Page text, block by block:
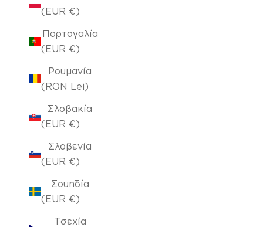
(EUR €)
Πορτογαλία
(EUR €)
Ρουμανία
(RON Lei)
Σλοβακία
(EUR €)
Σλοβενία
(EUR €)
Σουηδία
(EUR €)
Τσεχία